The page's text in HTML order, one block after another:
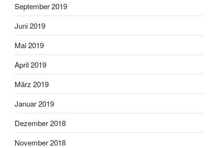
September 2019
Juni 2019
Mai 2019
April 2019
März 2019
Januar 2019
Dezember 2018
November 2018